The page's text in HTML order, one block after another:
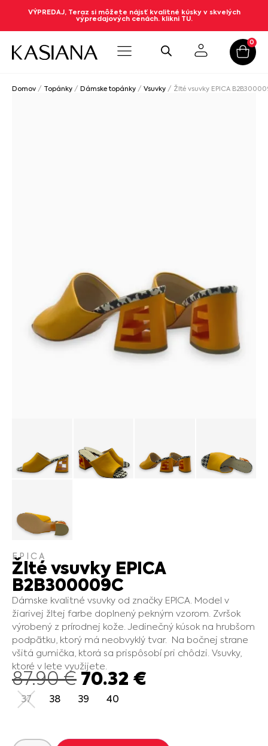
VÝPREDAJ, Teraz si môžete nájsť kvalitné kúsky v skvelých
výpredajových cenách. klikni TU.
0
Domov / Topánky / Dámske topánky / Vsuvky / Žlté vsuvky EPICA
EPICA
Žlté vsuvky EPICA
B2B300009C
Dámske kvalitné vsuvky od značky EPICA. Model v
žiarivej žltej farbe doplnený pekným vzorom. Zvršok
výrobený z prírodnej kože. Jedinečný kúsok na hrubšom
podpätku, ktorý má neobvyklý tvar. Na bočnej strane
všitá gumička, ktorá sa prispôsobí pri chôdzi. Vsuvky,
ktoré v lete využijete.
87.90€ 70.32 €
37 38 39 40